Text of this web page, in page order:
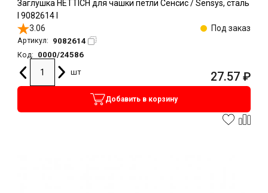
Заглушка HETTICH для чашки петли Сенсис / Sensys, сталь
l 9082614 l
3.06
Под заказ
Артикул: 9082614
Код:
0000/24586
шт
27.57 ₽
Добавить в корзину